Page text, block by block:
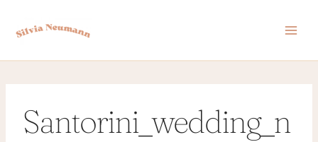
Inhalt
Santorini_wedding_n